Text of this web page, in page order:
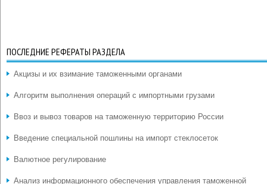
ПОСЛЕДНИЕ РЕФЕРАТЫ РАЗДЕЛА
Акцизы и их взимание таможенными органами
Алгоритм выполнения операций с импортными грузами
Ввоз и вывоз товаров на таможенную территорию России
Введение специальной пошлины на импорт стеклосеток
Валютное регулирование
Анализ информационного обеспечения управления таможенной